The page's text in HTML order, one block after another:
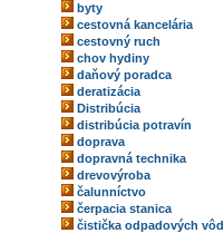
byty
cestovná kancelária
cestovný ruch
chov hydiny
daňový poradca
deratizácia
Distribúcia
distribúcia potravín
doprava
dopravná technika
drevovýroba
čalunníctvo
čerpacia stanica
čistička odpadových vôd